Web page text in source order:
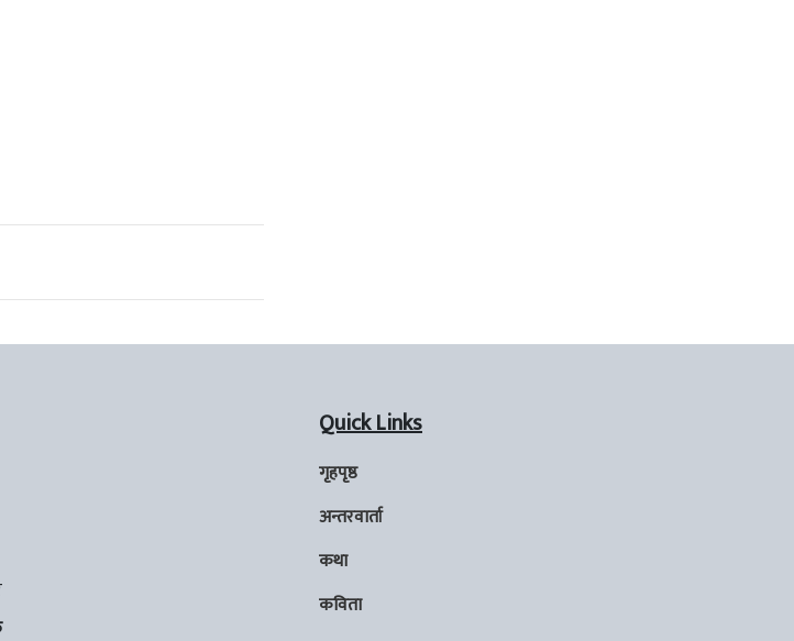
Quick Links
गृहपृष्ठ
अन्तरवार्ता
कथा
कविता